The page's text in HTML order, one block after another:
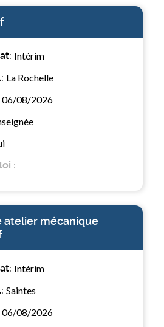
Intérim
La Rochelle
06/08/2026
:
atelier mécanique
Intérim
Saintes
06/08/2026